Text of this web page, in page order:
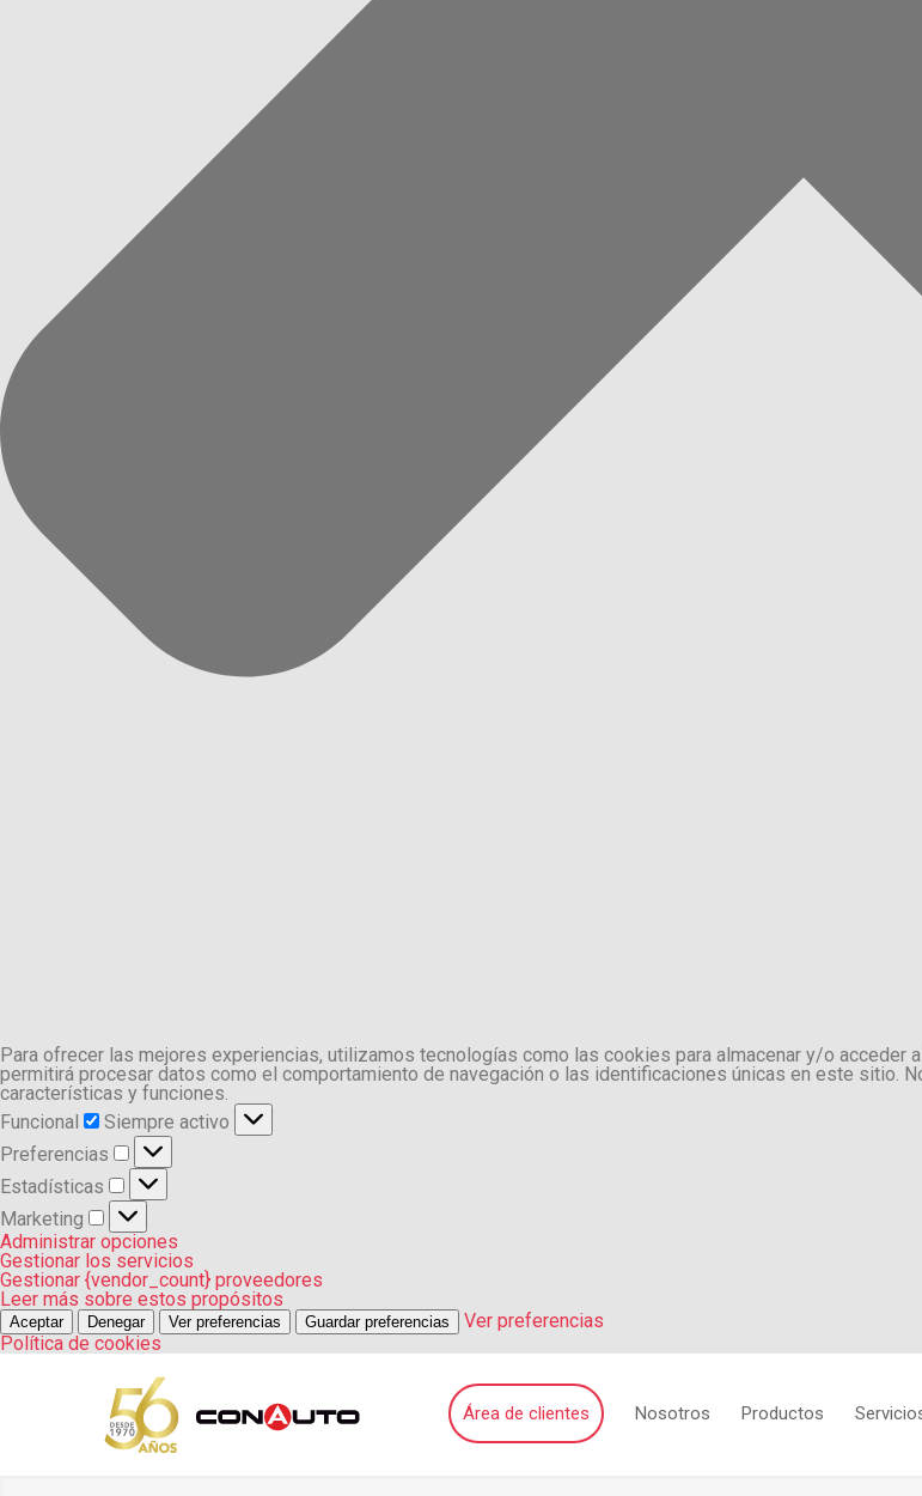
Para ofrecer las mejores experiencias, utilizamos tecnologías como las cookies para almacenar y/o
permitirá procesar datos como el comportamiento de navegación o las identificaciones únicas en este sitio.
características y funciones.
Funcional
Funcional
Siempre activo
Preferencias
Preferencias
Estadísticas
Estadísticas
Marketing
Marketing
Administrar opciones
Gestionar los servicios
Gestionar {vendor_count} proveedores
Leer más sobre estos propósitos
Aceptar Denegar Ver preferencias Guardar preferencias
Ver preferencias
Política de cookies
Área de clientes Nosotros Productos